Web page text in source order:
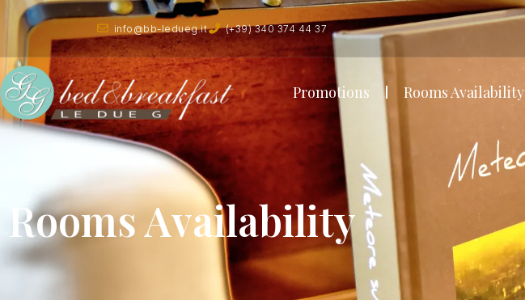
info@bb-ledueg.it (+39) 340 374 44 37
Promotions Rooms Availability
Rooms Availability